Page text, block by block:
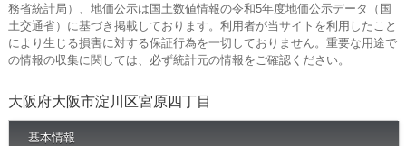
務省統計局）、地価公示は国土数値情報の令和5年度地価公示データ（国
土交通省）に基づき掲載しております。利用者が当サイトを利用したこと
により生じる損害に対する保証行為を一切しておりません。重要な用途で
の情報の収集に関しては、必ず統計元の情報をご確認ください。
大阪府大阪市淀川区宮原四丁目
基本情報